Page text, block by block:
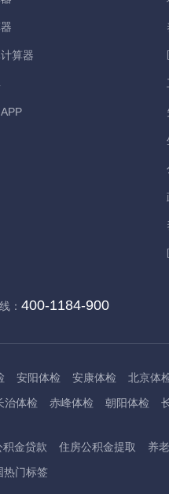
算器
： 400-1184-900
安阳体检 安康体检 北京体
治体检 赤峰体检 朝阳体检
赣州体检 广州体检 桂林体检
湖州体检
金贷款 住房公积金提取 养
热门标签